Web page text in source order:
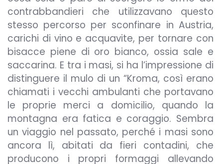
contrabbandieri che utilizzavano questo
stesso percorso per sconfinare in Austria,
carichi di vino e acquavite, per tornare con
bisacce piene di oro bianco, ossia sale e
saccarina. E tra i masi, si ha l’impressione di
distinguere il mulo di un “Kroma, così erano
chiamati i vecchi ambulanti che portavano
le proprie merci a domicilio, quando la
montagna era fatica e coraggio. Sembra
un viaggio nel passato, perché i masi sono
ancora lì, abitati da fieri contadini, che
producono i propri formaggi allevando